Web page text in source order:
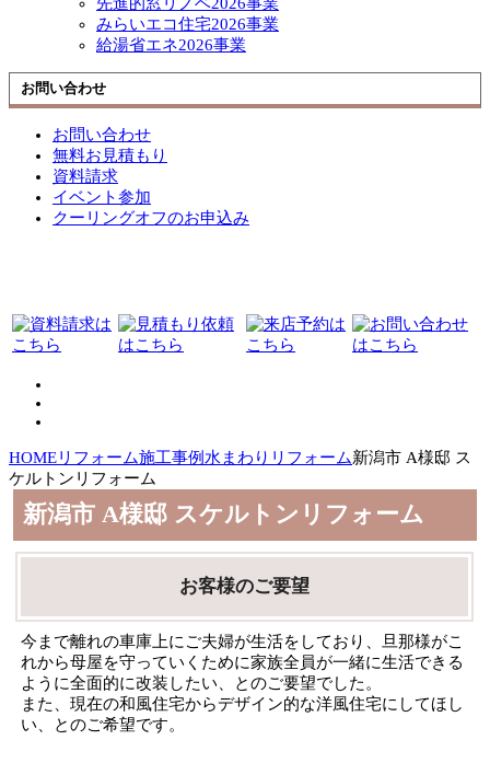
みらいエコ住宅2026事業
給湯省エネ2026事業
お問い合わせ
お問い合わせ
無料お見積もり
資料請求
イベント参加
クーリングオフのお申込み
HOMEリフォーム施工事例 水まわりリフォーム新潟市 A様邸 ス
ケルトンリフォーム
新潟市 A様邸 スケルトンリフォーム
お客様のご要望
今まで離れの車庫上にご夫婦が生活をしており、旦那様がこ
れから母屋を守っていくために家族全員が一緒に生活できる
ように全面的に改装したい、とのご要望でした。
また、現在の和風住宅からデザイン的な洋風住宅にしてほし
い、とのご希望です。